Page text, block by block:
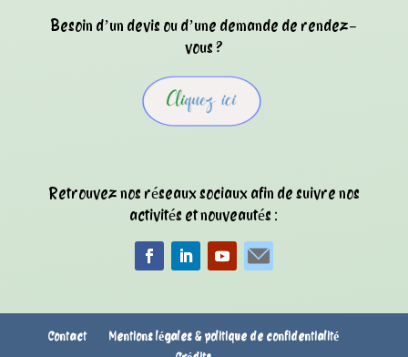
Besoin d’un devis ou d’une demande de rendez-
vous ?
Retrouvez nos réseaux sociaux afin de suivre nos
activités et nouveautés :
Contact
Mentions légales & politique de confidentialité